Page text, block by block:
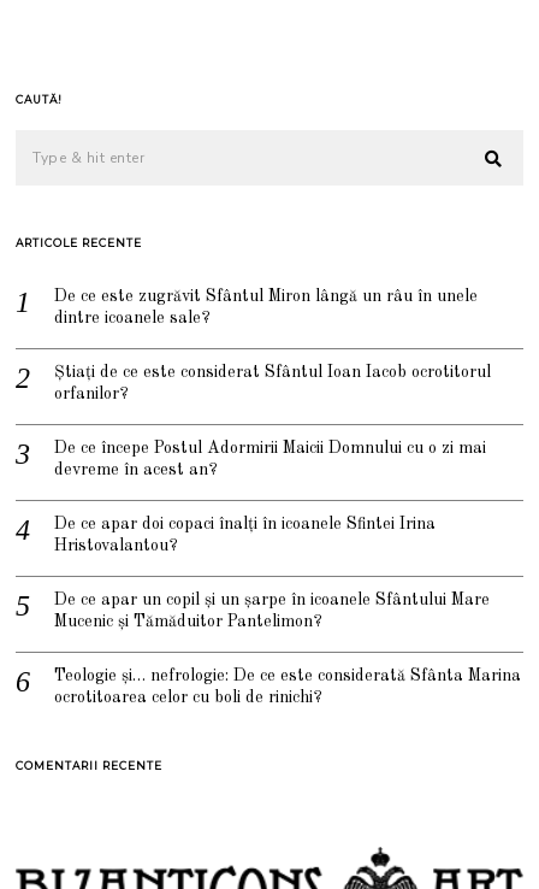
CAUTĂ!
ARTICOLE RECENTE
De ce este zugrăvit Sfântul Miron lângă un râu în unele
dintre icoanele sale?
Știați de ce este considerat Sfântul Ioan Iacob ocrotitorul
orfanilor?
De ce începe Postul Adormirii Maicii Domnului cu o zi mai
devreme în acest an?
De ce apar doi copaci înalți în icoanele Sfintei Irina
Hristovalantou?
De ce apar un copil și un șarpe în icoanele Sfântului Mare
Mucenic și Tămăduitor Pantelimon?
Teologie și… nefrologie: De ce este considerată Sfânta Marina
ocrotitoarea celor cu boli de rinichi?
COMENTARII RECENTE